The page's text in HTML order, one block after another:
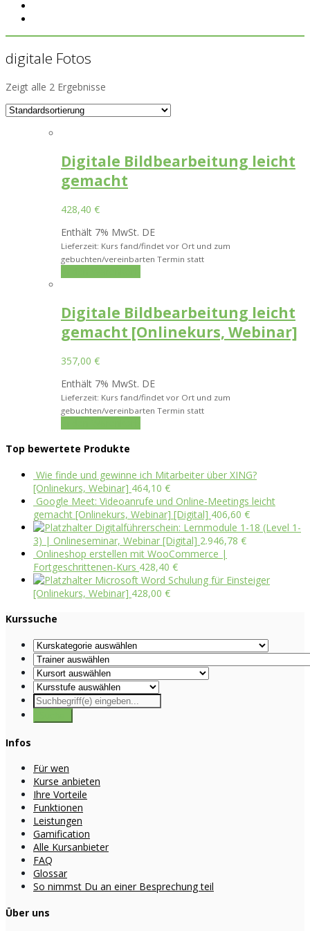
digitale Fotos
Zeigt alle 2 Ergebnisse
Digitale Bildbearbeitung leicht
gemacht
428,40 €
Enthält 7% MwSt. DE
Lieferzeit: Kurs fand/findet vor Ort und zum
gebuchten/vereinbarten Termin statt
Digitale Bildbearbeitung leicht
gemacht [Onlinekurs, Webinar]
357,00 €
Enthält 7% MwSt. DE
Lieferzeit: Kurs fand/findet vor Ort und zum
gebuchten/vereinbarten Termin statt
Top bewertete Produkte
Wie finde und gewinne ich Mitarbeiter über XING?
[Onlinekurs, Webinar] 464,10 €
Google Meet: Videoanrufe und Online-Meetings leicht
gemacht [Onlinekurs, Webinar] [Digital] 406,60 €
Digitalführerschein: Lernmodule 1-18 (Level 1-
3) | Onlineseminar, Webinar [Digital] 2.946,78 €
Onlineshop erstellen mit WooCommerce |
Fortgeschrittenen-Kurs 428,40 €
Microsoft Word Schulung für Einsteiger
[Onlinekurs, Webinar] 428,00 €
Kurssuche
Infos
Für wen
Kurse anbieten
Ihre Vorteile
Funktionen
Leistungen
Gamification
Alle Kursanbieter
FAQ
Glossar
So nimmst Du an einer Besprechung teil
Über uns